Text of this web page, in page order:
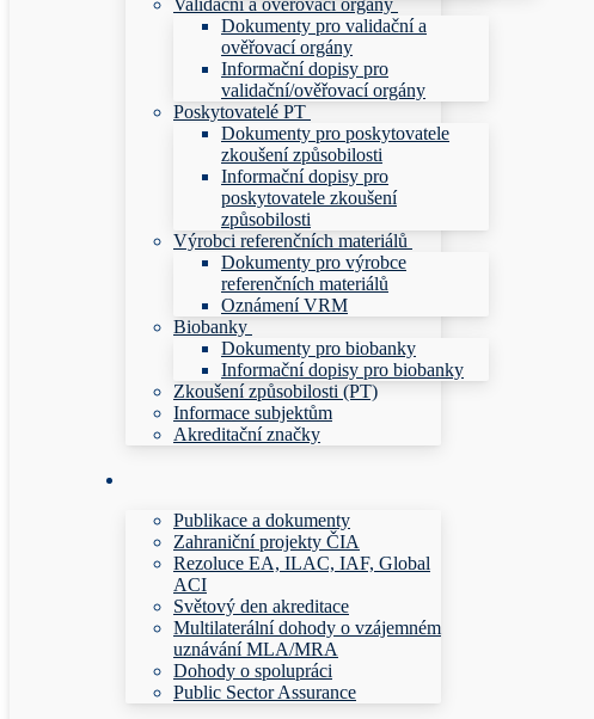
Validační a ověřovací orgány
Dokumenty pro validační a
ověřovací orgány
Informační dopisy pro
validační/ověřovací orgány
Poskytovatelé PT
Dokumenty pro poskytovatele
zkoušení způsobilosti
Informační dopisy pro
poskytovatele zkoušení
způsobilosti
Výrobci referenčních materiálů
Dokumenty pro výrobce
referenčních materiálů
Oznámení VRM
Biobanky
Dokumenty pro biobanky
Informační dopisy pro biobanky
Zkoušení způsobilosti (PT)
Informace subjektům
Akreditační značky
Publikace a dokumenty
Zahraniční projekty ČIA
Rezoluce EA, ILAC, IAF, Global
ACI
Světový den akreditace
Multilaterální dohody o vzájemném
uznávání MLA/MRA
Dohody o spolupráci
Public Sector Assurance